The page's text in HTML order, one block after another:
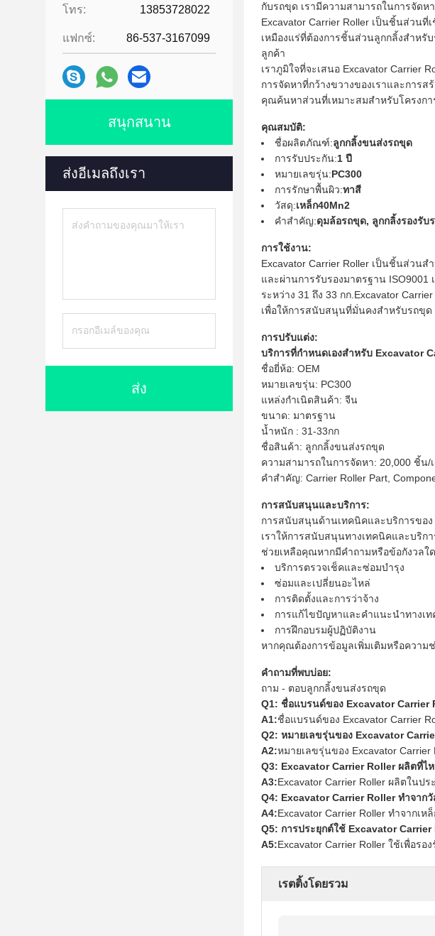
โทร: 13853728022
แฟกซ์: 86-537-3167099
สนุกสนาน
ส่งอีเมลถึงเรา
ส่ง
กับรถขุด เรามีความสามารถในการจัด
Excavator Carrier Roller เป็นชิ้นส่วน
เหมืองแร่ที่ต้องการชิ้นส่วนลูกกลิ้งสำห
ลูกค้า
เราภูมิใจที่จะเสนอ Excavator Carrier
การจัดหาที่กว้างขวางของเราและกา
คุณค้นหาส่วนที่เหมาะสมสำหรับโครงก
คุณสมบัติ:
ชื่อผลิตภัณฑ์:ลูกกลิ้งขนส่งรถขุด
การรับประกัน:1 ปี
หมายเลขรุ่น:PC300
การรักษาพื้นผิว:ทาสี
วัสดุ:เหล็ก40Mn2
คำสำคัญ:ดุมล้อรถขุด, ลูกกลิ้งรองรับ
การใช้งาน:
Excavator Carrier Roller เป็นชิ้นส่วน
และผ่านการรับรองมาตรฐาน
ระหว่าง 31 ถึง 33 กก.Excavator
เพื่อให้การสนับสนุนที่มั่นคงสำหรับรถขุ
การปรับแต่ง:
บริการที่กำหนดเองสำหรับ Excavator
ชื่อยี่ห้อ: OEM
หมายเลขรุ่น: PC300
แหล่งกำเนิดสินค้า: จีน
ขนาด: มาตรฐาน
น้ำหนัก : 31-33กก
ชื่อสินค้า: ลูกกลิ้งขนส่งรถขุด
ความสามารถในการจัดหา: 20,000 ชิ้น/
คำสำคัญ: Carrier Roller Part,
การสนับสนุนและบริการ:
การสนับสนุนด้านเทคนิคและบริการของ
เราให้การสนับสนุนทางเทคนิคและบริก
ช่วยเหลือคุณหากมีคำถามหรือข้อกังวลใ
บริการตรวจเช็คและซ่อมบำรุง
ซ่อมและเปลี่ยนอะไหล่
การติดตั้งและการว่าจ้าง
การแก้ไขปัญหาและคำแนะนำทางเ
การฝึกอบรมผู้ปฏิบัติงาน
หากคุณต้องการข้อมูลเพิ่มเติมหรือความ
คำถามที่พบบ่อย:
ถาม - ตอบลูกกลิ้งขนส่งรถขุด
Q1: ชื่อแบรนด์ของ Excavator Carrier
A1:ชื่อแบรนด์ของ Excavator Carrier
Q2: หมายเลขรุ่นของ Excavator
A2:หมายเลขรุ่นของ Excavator Carrier
Q3: Excavator Carrier Roller ผลิตที่ไ
A3:Excavator Carrier Roller ผลิตในปร
Q4: Excavator Carrier Roller ทำจากวั
A4:Excavator Carrier Roller ทำจากเห
Q5: การประยุกต์ใช้ Excavator Carrier
A5:Excavator Carrier Roller ใช้เพื่อรอ
เรตติ้งโดยรวม